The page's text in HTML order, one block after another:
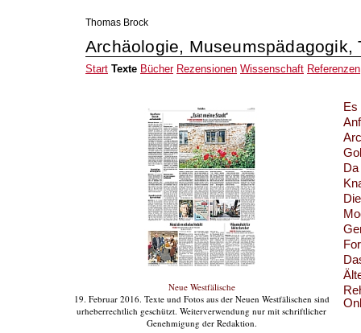
Thomas Brock
Archäologie, Museumspädagogik,
Start Texte Bücher Rezensionen Wissenschaft Referenzen
Neue Westfälische
19. Februar 2016. Texte und Fotos aus der Neuen Westfälischen sind
urheberrechtlich geschützt. Weiterverwendung nur mit schriftlicher
Genehmigung der Redaktion.
Es